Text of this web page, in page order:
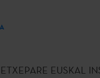
ETXEPARE EUSKAL